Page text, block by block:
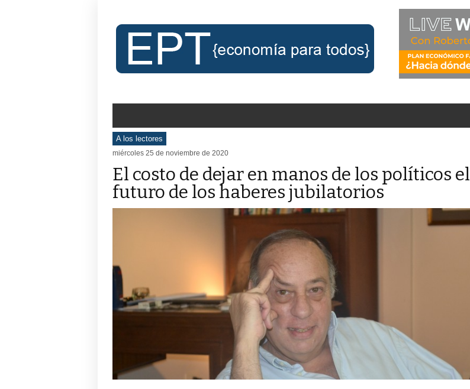
A los lectores
miércoles 25 de noviembre de 2020
El costo de dejar en manos de los políticos el
futuro de los haberes jubilatorios